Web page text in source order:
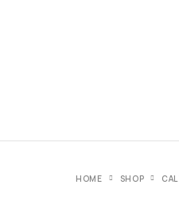
HOME SHOP